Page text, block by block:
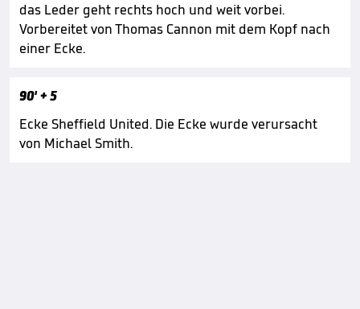
das Leder geht rechts hoch und weit vorbei.
Vorbereitet von Thomas Cannon mit dem Kopf nach
einer Ecke.
90'+ 5
Ecke Sheffield United. Die Ecke wurde verursacht
von Michael Smith.